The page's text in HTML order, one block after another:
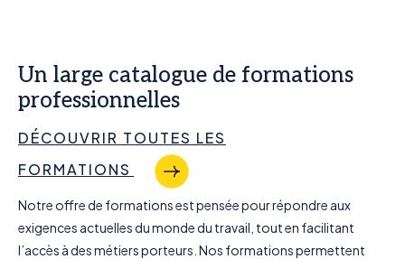
Un large catalogue de formations
professionnelles
DÉCOUVRIR TOUTES LES
FORMATIONS
Notre offre de formations est pensée pour répondre aux
exigences actuelles du monde du travail, tout en facilitant
l’accès à des métiers porteurs. Nos formations permettent